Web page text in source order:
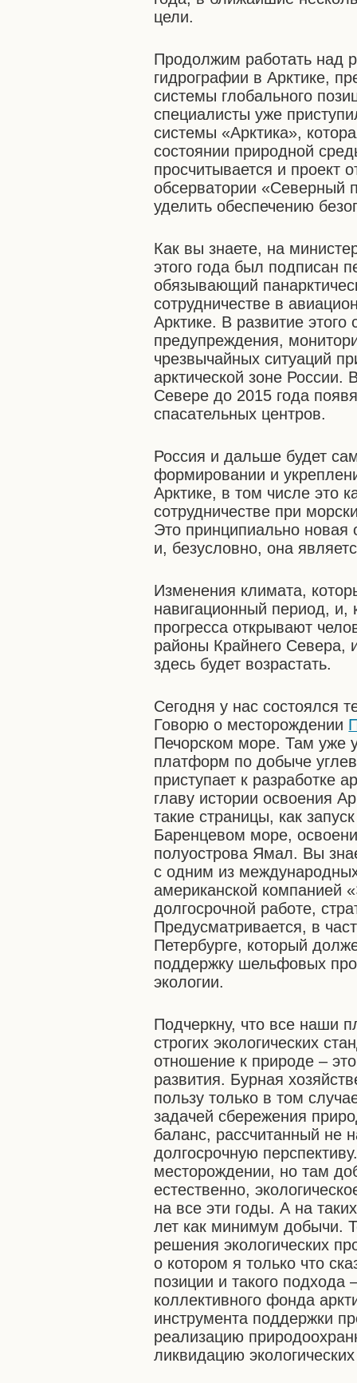
цели.
Продолжим работать над
гидрографии в Арктике,
системы глобального
специалисты уже
системы «Арктика»,
состоянии природной
просчитывается и проект
обсерватории
уделить обеспечению
Как вы знаете, на
этого года был подписан
обязывающий
сотрудничестве в
Арктике. В развитие
предупреждения,
чрезвычайных ситуаций
арктической зоне
Севере до 2015 года
спасательных центров.
Россия и дальше будет
формировании и
Арктике, в том числе это
сотрудничестве при
Это принципиально новая
и, безусловно, она
Изменения климата,
навигационный период, и,
прогресса открывают
районы Крайнего Севера,
здесь будет возрастать.
Сегодня у нас состоялся
Говорю о месторождении
Печорском море. Там уже
платформ по добыче
приступает к разработке
главу истории освоения
такие страницы, как
Баренцевом море,
полуострова Ямал. Вы
с одним из
американской компанией
долгосрочной работе,
Предусматривается, в
Петербурге, который
поддержку шельфовых
экологии.
Подчеркну, что все наши
строгих экологических
отношение к природе –
развития. Бурная
пользу только в том
задачей сбережения
баланс, рассчитанный не
долгосрочную
месторождении, но там
естественно,
на все эти годы. А на
лет как минимум добычи.
решения экологических
о котором я только что
позиции и такого подхода
коллективного фонда
инструмента поддержки
реализацию
ликвидацию